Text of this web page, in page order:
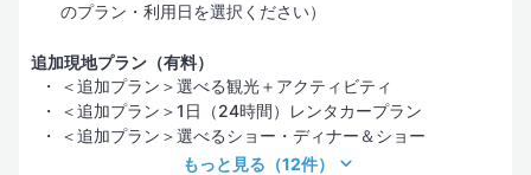
お部屋タイプ
海の見えるお部屋
コネクティングルーム
のプラン・利用日を選択ください）
追加現地プラン（有料）
＜追加プラン＞選べる観光＋アクティビティ
＜追加プラン＞1日（24時間）レンタカープラン
＜追加プラン＞選べるショー・ディナー＆ショー
もっと見る （12件）